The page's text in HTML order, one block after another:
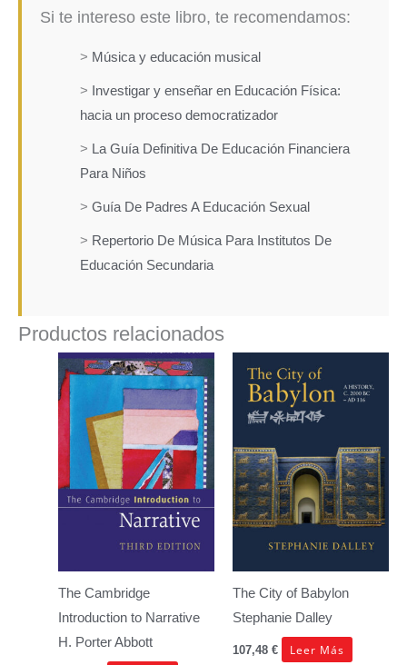
Si te intereso este libro, te recomendamos:
> Música y educación musical
>
Investigar y enseñar en Educación Física:
hacia un proceso democratizador
> La Guía Definitiva De Educación Financiera
Para Niños
> Guía De Padres A Educación Sexual
> Repertorio De Música Para Institutos De
Educación Secundaria
Productos relacionados
The Cambridge
Introduction to Narrative
H. Porter Abbott
The City of Babylon
Stephanie Dalley
107,48 € Leer Más